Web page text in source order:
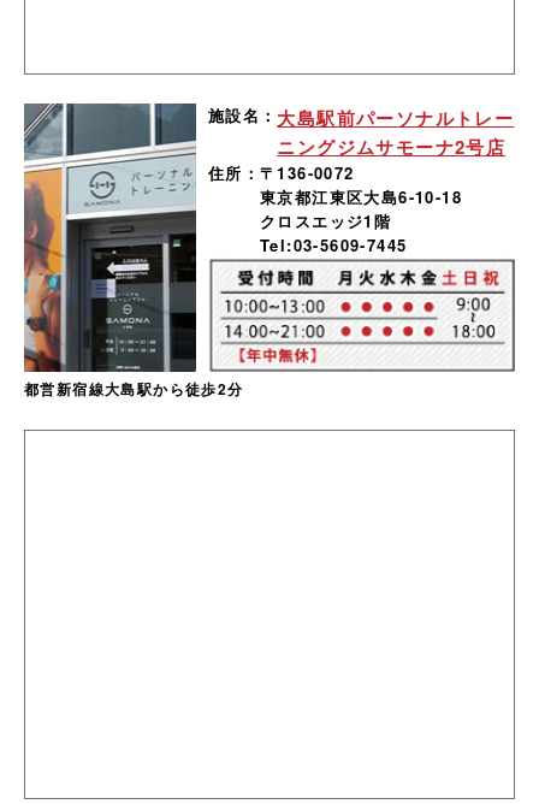
施設名： 大島駅前パーソナルトレー
ニングジムサモーナ2号店
住所： 〒136-0072
東京都江東区大島6-10-18
クロスエッジ1階
Tel:03-5609-7445
都営新宿線大島駅から徒歩2分